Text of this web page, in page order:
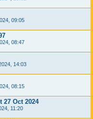
09:05
08:47
14:03
08:15
27 Oct 2024
11:20